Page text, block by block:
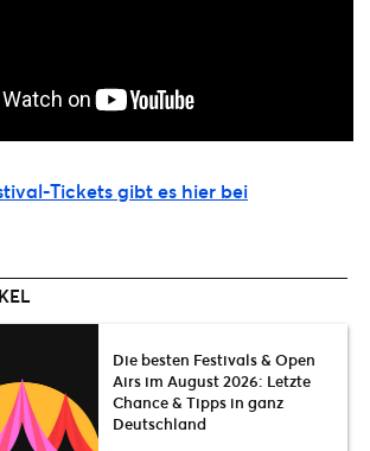
Tickets gibt es hier bei
Die besten Festivals & Open
Airs im August 2026: Letzte
Chance & Tipps in ganz
Deutschland